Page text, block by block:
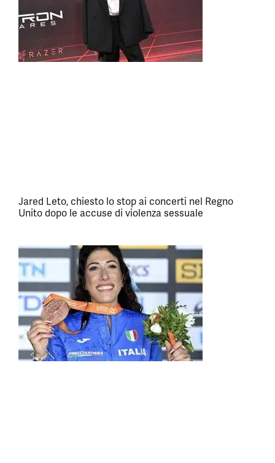
Jared Leto, chiesto lo stop ai concerti nel Regno
Unito dopo le accuse di violenza sessuale